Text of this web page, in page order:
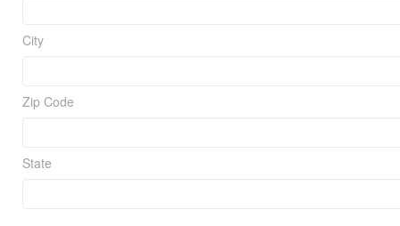
City
Zip Code
State